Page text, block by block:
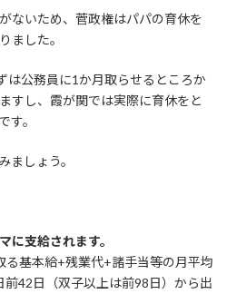
ないため、菅政権はパパの育休を
ました。
は公務員に1か月取らせるところか
すし、霞が関では実際に育休をと
す。
ましょう。
に支給されます。
る基本給+残業代+諸手当等の月平均
42日（双子以上は前98日）から出